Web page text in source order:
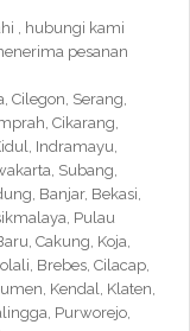
, hubungi kami
pesanan
Cilegon, Serang,
Cikarang,
Indramayu,
Subang,
Banjar, Bekasi,
Pulau
Cakung, Koja,
Brebes, Cilacap,
Kendal, Klaten,
Purworejo,